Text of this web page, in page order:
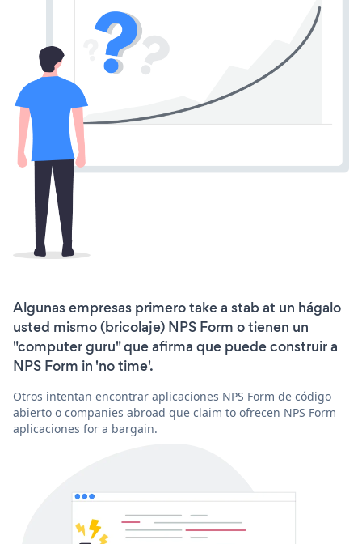
Algunas empresas primero take a stab at un hágalo
usted mismo (bricolaje) NPS Form o tienen un
"computer guru" que afirma que puede construir a
NPS Form in 'no time'.
Otros intentan encontrar aplicaciones NPS Form de código
abierto o companies abroad que claim to ofrecen NPS Form
aplicaciones for a bargain.